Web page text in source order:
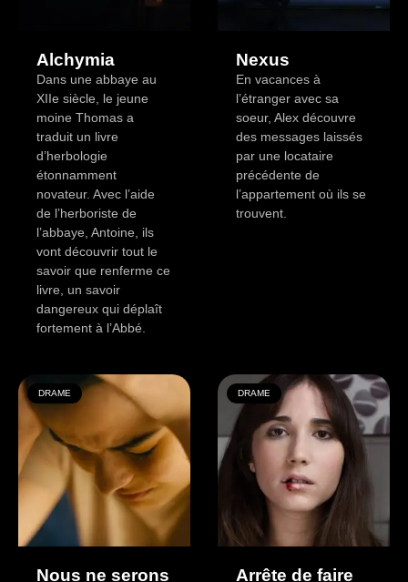
Alchymia
Dans une abbaye au
XIIe siècle, le jeune
moine Thomas a
traduit un livre
d’herbologie
étonnamment
novateur. Avec l’aide
de l’herboriste de
l’abbaye, Antoine, ils
vont découvrir tout le
savoir que renferme ce
livre, un savoir
dangereux qui déplaît
fortement à l’Abbé.
Nexus
En vacances à
l’étranger avec sa
soeur, Alex découvre
des messages laissés
par une locataire
précédente de
l’appartement où ils se
trouvent.
DRAME
Nous ne serons
DRAME
Arrête de faire